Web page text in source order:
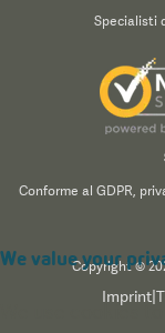
Specialisti
Conforme al GDPR,
Copyright ©
Imprint|
We value your
We use cookies